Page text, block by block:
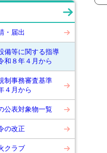
・届出
備等に関する指導
８年４月から
制事務審査基準
４月から
公表対象物一覧
の改正
クラブ